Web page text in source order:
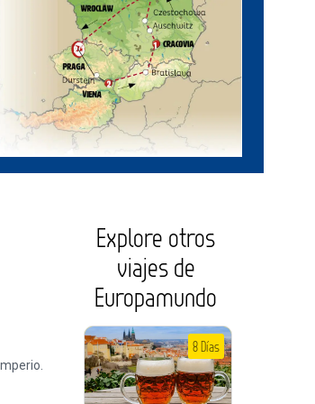
Explore otros
viajes de
Europamundo
8 Días